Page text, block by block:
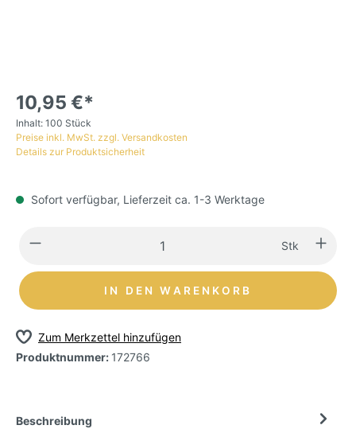
10,95 €*
Inhalt: 100 Stück
Preise inkl. MwSt. zzgl. Versandkosten
Details zur Produktsicherheit
Sofort verfügbar, Lieferzeit ca. 1-3 Werktage
Stk
IN DEN WARENKORB
Zum Merkzettel hinzufügen
Produktnummer: 172766
Beschreibung